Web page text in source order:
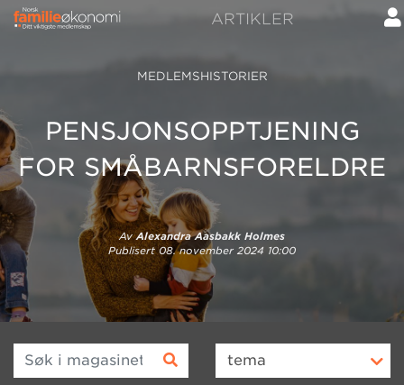
ARTIKLER
MEDLEMSHISTORIER
PENSJONSOPPTJENING
FOR SMÅBARNSFORELDRE
AvAlexandra Aasbakk Holmes
Publisert08. november 2024 10:00
Søk i magasinet tema